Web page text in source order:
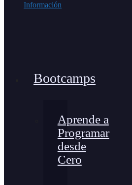
Información
Bootcamps
Aprende a
Programar
desde
Cero